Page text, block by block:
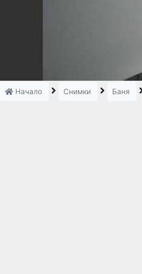
Начало Снимки Баня